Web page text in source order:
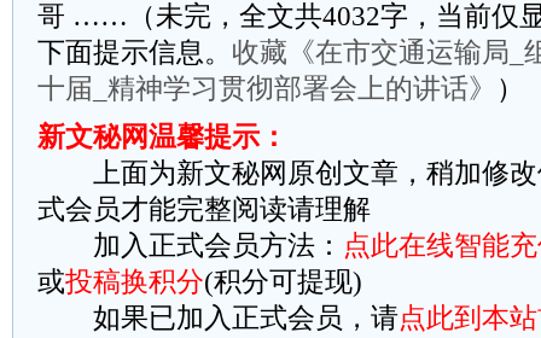
哥 ……（未完，全文共4032字，当前仅
下面提示信息。 收藏《在市交通运输局_
十届_精神学习贯彻部署会上的讲话》
）
新文秘网温馨提示：
上面为新文秘网原创文章，稍加修改
式会员才能完整阅读请理解
加入正式会员方法： 点此在线智能
或投稿换积分(积分可提现)
如果已加入正式会员，请点此到本